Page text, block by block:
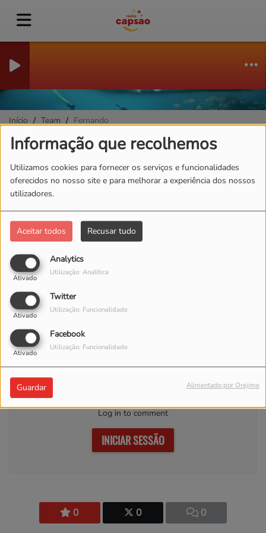
Informação que recolhemos
Utilizamos cookies para fornecer os serviços e funcionalidades
oferecidos no nosso site e para melhorar a experiência dos nossos
utilizadores.
Aceitar todos Recusar tudo
Analytics
Ativado
Utilização: Analítica
Twitter
Ativado
Utilização: Funcionalidade
Facebook
Ativado
Utilização: Funcionalidade
Guardar Alimentado por Orejime
Início Team Fernando
Fernando
0 0 0
Quem é Fernando, nossa criador de
conteúdos ?
pessoas.
Gosto de passear pela natureza de
Comentários(0)
Log in to comment
INICIAR SESSÃO